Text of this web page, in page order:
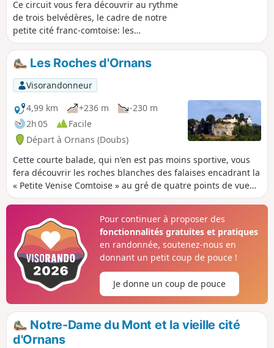
Ce circuit vous fera découvrir au rythme
de trois belvédères, le cadre de notre
petite cité franc-comtoise: les
belvédères de Roche Fournièche, du
Rocher d'Ully et du Châtelet.
Les Roches d'Ornans
Visorandonneur
4,99 km
+236 m
-230 m
2h 05
Facile
Départ à Ornans (Doubs)
Cette courte balade, qui n'en est pas moins sportive, vous
fera découvrir les roches blanches des falaises encadrant la
« Petite Venise Comtoise » au gré de quatre points de vue
sur la vallée de la Loue. Elle vous guidera, hors des sentiers
d'Ully, aiguisant votre sens de l'orientation.
Pour continuer à proposer des
fonctionnalités gratuites et pratiques
en randonnée, soutenez-nous en
donnant un petit coup de pouce !
Je donne un coup de pouce
Notre-Dame du Mont et la vieille cité
d'Ornans